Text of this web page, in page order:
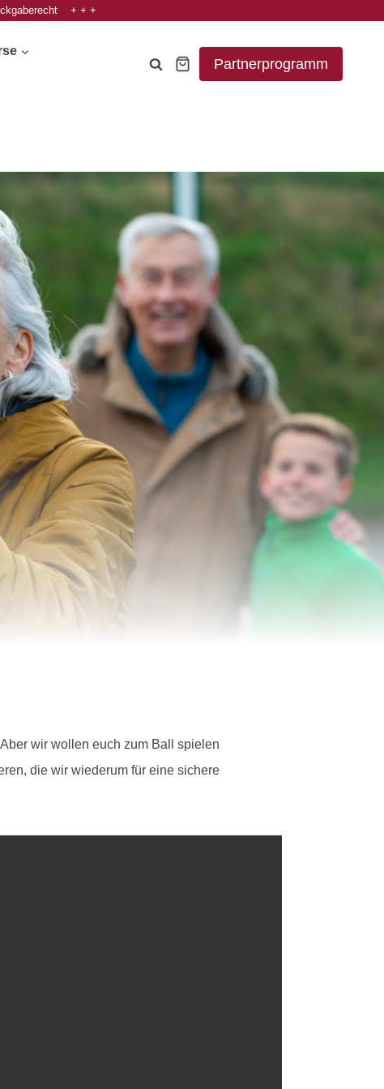
+ + +
Partnerprogramm
wir wollen euch zum Ball spielen
die wir wiederum für eine sichere